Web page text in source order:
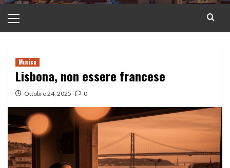
principale
Musica
Lisbona, non essere francese
Ottobre 24, 2025 0